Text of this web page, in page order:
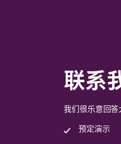
联系
我们很乐意回答
预定演示